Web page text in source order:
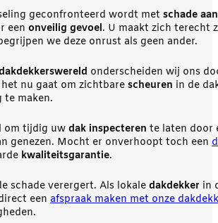
geconfronteerd wordt met schade
een onveilig gevoel. U maakt zich terecht
we deze onrust als geen ander.
onderscheiden wij ons
nu gaat om zichtbare scheuren in de
te maken.
om tijdig uw dak inspecteren te laten door
genezen. Mocht er onverhoopt toch een
kwaliteitsgarantie.
schade verergert. Als lokale dakdekker in
een afspraak maken met onze